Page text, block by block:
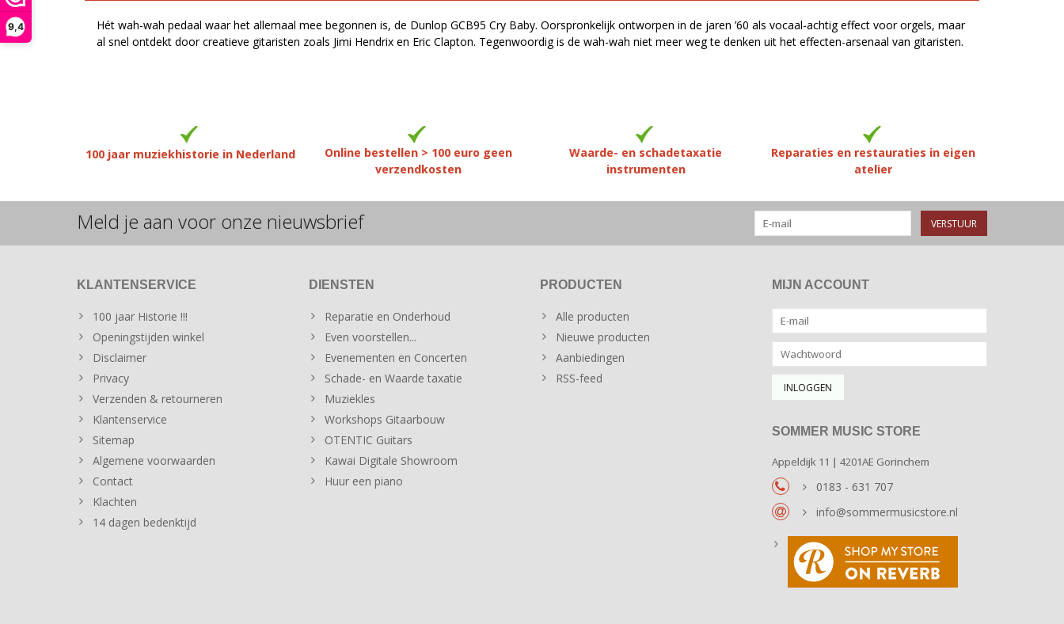
9,4
Hét wah-wah pedaal waar het allemaal mee begonnen is, de Dunlop GCB95 Cry Baby. Oorspronkelijk ontworpen in de jaren ’60 als vocaal-achtig effect voor orgels, maar
al snel ontdekt door creatieve gitaristen zoals Jimi Hendrix en Eric Clapton. Tegenwoordig is de wah-wah niet meer weg te denken uit het effecten-arsenaal van gitaristen.
100 jaar muziekhistorie in Nederland
Online bestellen > 100 euro geen
verzendkosten
Waarde- en schadetaxatie
instrumenten
Reparaties en restauraties in eigen
atelier
Meld je aan voor onze nieuwsbrief VERSTUUR
KLANTENSERVICE
100 jaar Historie !!!
Openingstijden winkel
Disclaimer
Privacy
Verzenden & retourneren
Klantenservice
Sitemap
Algemene voorwaarden
Contact
Klachten
14 dagen bedenktijd
DIENSTEN
Reparatie en Onderhoud
Even voorstellen...
Evenementen en Concerten
Schade- en Waarde taxatie
Muziekles
Workshops Gitaarbouw
OTENTIC Guitars
Kawai Digitale Showroom
Huur een piano
PRODUCTEN
Alle producten
Nieuwe producten
Aanbiedingen
RSS-feed
MIJN ACCOUNT
SOMMER MUSIC STORE
Appeldijk 11 | 4201AE Gorinchem
0183 - 631 707
info@sommermusicstore.nl